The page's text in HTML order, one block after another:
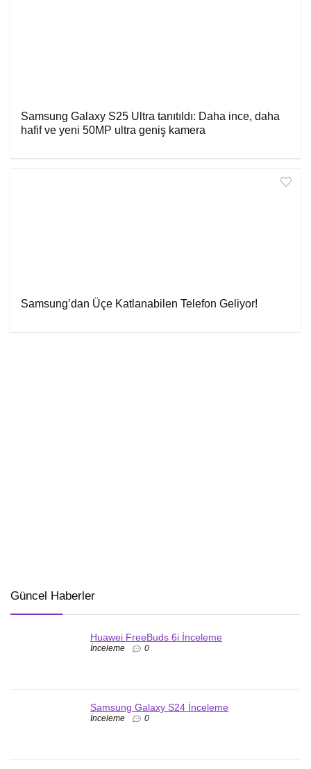
Samsung Galaxy S25 Ultra tanıtıldı: Daha ince, daha
hafif ve yeni 50MP ultra geniş kamera
Samsung’dan Üçe Katlanabilen Telefon Geliyor!
Güncel Haberler
Huawei FreeBuds 6i İnceleme
İnceleme 0
Samsung Galaxy S24 İnceleme
İnceleme 0